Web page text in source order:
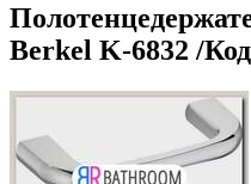
Berkel K-6832 /